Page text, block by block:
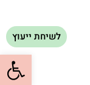
פתח
לשיחת ייעוץ